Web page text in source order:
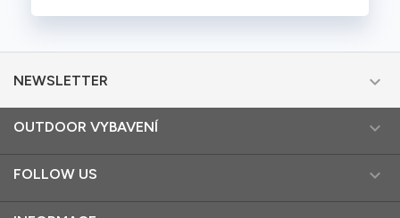
NEWSLETTER 
OUTDOOR VYBAVENÍ 
FOLLOW US 